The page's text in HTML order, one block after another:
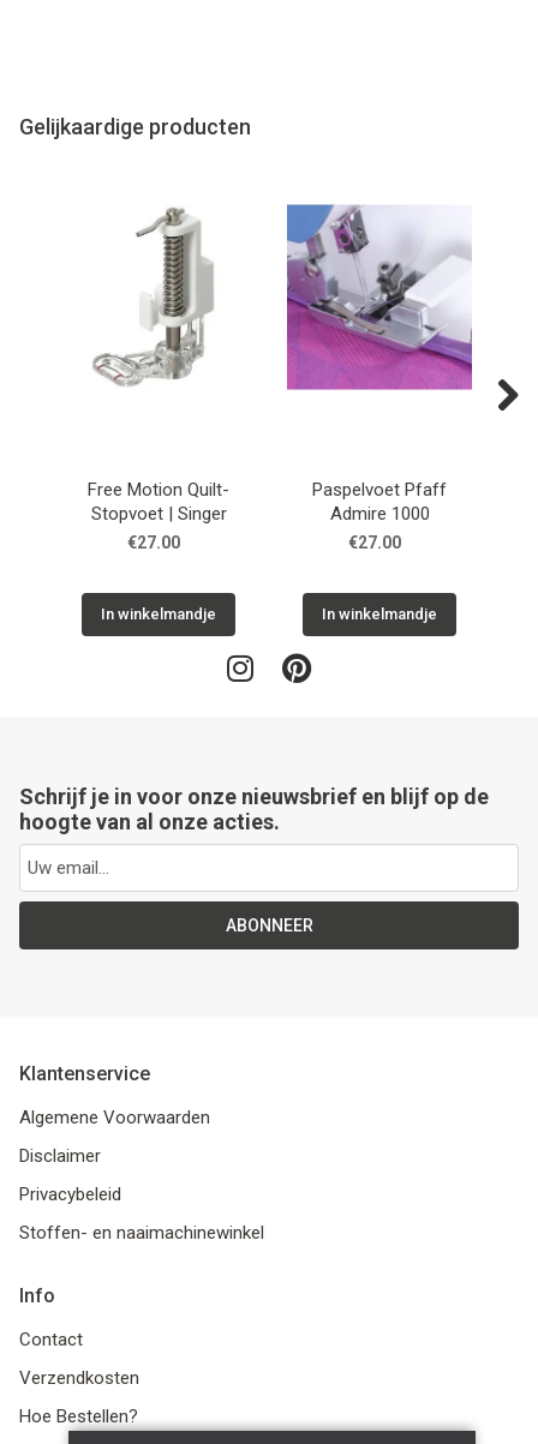
Gelijkaardige producten
Free Motion Quilt-
Stopvoet | Singer
€27.00
In winkelmandje
Paspelvoet Pfaff
Admire 1000
€27.00
In winkelmandje
Schrijf je in voor onze nieuwsbrief en blijf op de
hoogte van al onze acties.
ABONNEER
Klantenservice
Algemene Voorwaarden
Disclaimer
Privacybeleid
Stoffen- en naaimachinewinkel
Info
Contact
Verzendkosten
Hoe Bestellen?